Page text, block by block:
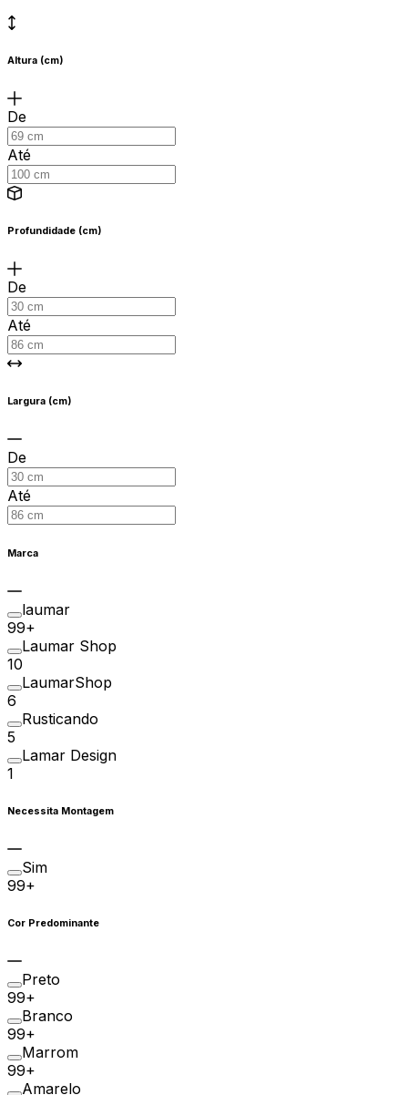
Altura (cm)
De
Até
Profundidade (cm)
De
Até
Largura (cm)
De
Até
Marca
laumar
99+
Laumar Shop
10
LaumarShop
6
Rusticando
5
Lamar Design
1
Necessita Montagem
Sim
99+
Cor Predominante
Preto
99+
Branco
99+
Marrom
99+
Amarelo